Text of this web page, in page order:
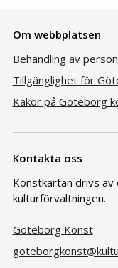
Om webbplatsen
Behandling av
Tillgänglighet för
Kakor på Göteborg
Kontakta oss
Konstkartan drivs
kulturförvaltningen.
Göteborg Konst